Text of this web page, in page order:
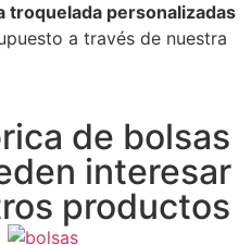
troquelada personalizadas
a través de nuestra
de bolsas
interesar
productos